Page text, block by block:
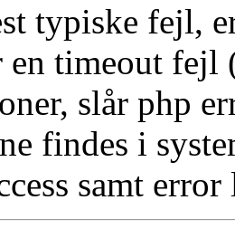
typiske fejl,
en timeout fejl
slår php
findes i
samt